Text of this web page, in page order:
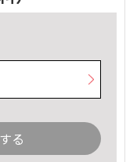
る